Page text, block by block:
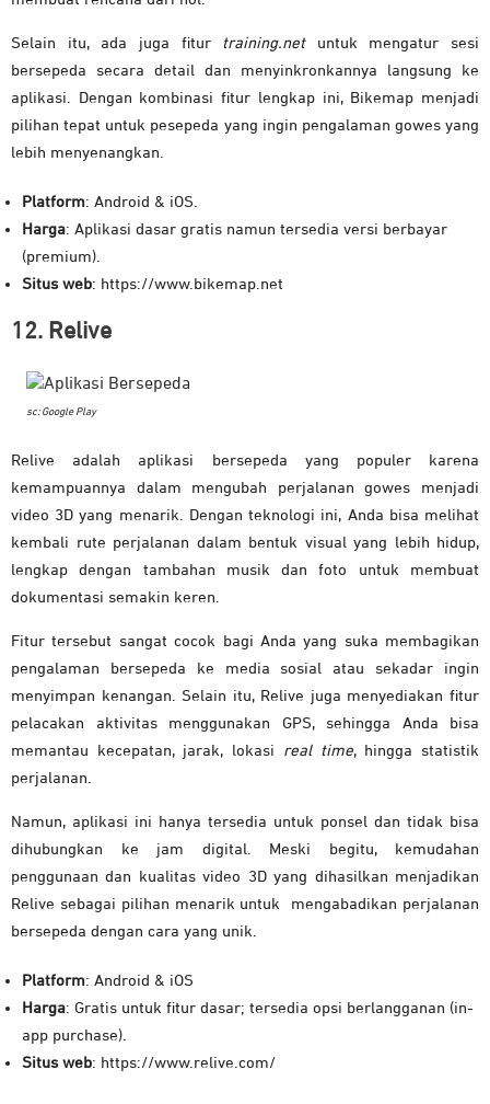
Selain itu, ada juga fitur training.netuntuk mengatur sesi
bersepeda secara detail dan menyinkronkannya langsung ke
aplikasi. Dengan kombinasi fitur lengkap ini, Bikemap menjadi
pilihan tepat untuk pesepeda yang ingin pengalaman gowes yang
lebih menyenangkan.
Platform: Android & iOS.
Harga: Aplikasi dasar gratis namun tersedia versi berbayar
(premium).
Situs web: https://www.bikemap.net
12. Relive
sc: Google Play
Relive adalah aplikasi bersepeda yang populer karena
kemampuannya dalam mengubah perjalanan gowes menjadi
video 3D yang menarik. Dengan teknologi ini, Anda bisa melihat
kembali rute perjalanan dalam bentuk visual yang lebih hidup,
lengkap dengan tambahan musik dan foto untuk membuat
dokumentasi semakin keren.
Fitur tersebut sangat cocok bagi Anda yang suka membagikan
pengalaman bersepeda ke media sosial atau sekadar ingin
menyimpan kenangan. Selain itu, Relive juga menyediakan fitur
pelacakan aktivitas menggunakan GPS, sehingga Anda bisa
memantau kecepatan, jarak, lokasi real time, hingga statistik
perjalanan.
Namun, aplikasi ini hanya tersedia untuk ponsel dan tidak bisa
dihubungkan ke jam digital. Meski begitu, kemudahan
penggunaan dan kualitas video 3D yang dihasilkan menjadikan
Relive sebagai pilihan menarik untuk mengabadikan perjalanan
bersepeda dengan cara yang unik.
Platform: Android & iOS
Harga: Gratis untuk fitur dasar; tersedia opsi berlangganan (in-
app purchase).
Situs web: https://www.relive.com/